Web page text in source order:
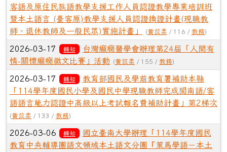
客語及原住民族語教學支援工作人員認證教學專業培訓班
暨本土語言 (臺客原)教學支援人員認證換證計畫(現職教
師、退休教師及一般民眾)實施計畫」
(黃苡柔 / 116 / 教務)
2026-03-17 轉知
台灣癲癇醫學會辦理第24屆「人間有
情-關懷癲癇徵文比賽」活動
(黃苡柔 / 155 / 教務)
2026-03-17 轉知
教育部國民及學前教育署補助本縣
「114學年度國民小學及國民中學現職教師完成閩南語/客
語語言能力認證中高級以上考試報名費補助計畫」第2梯次
(黃苡柔 / 133 / 教務)
2026-03-06 轉知
國立臺南大學辦理「114學年度國民
教育中央輔導團語文領域本土語文分團『策馬學語－本土